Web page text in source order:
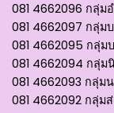
081 4662096 กลุ่ม
081 4662097 กลุ่ม
081 4662095 กลุ่ม
081 4662094 กลุ่ม
081 4662093 กลุ่ม
081 4662092 กลุ่ม